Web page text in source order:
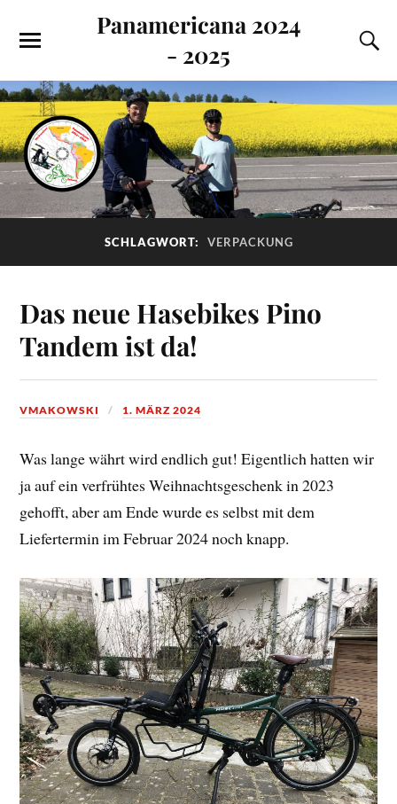
Panamericana 2024
- 2025
SCHLAGWORT: VERPACKUNG
Das neue Hasebikes Pino
Tandem ist da!
VMAKOWSKI 1. MÄRZ 2024
Was lange währt wird endlich gut! Eigentlich hatten wir
ja auf ein verfrühtes Weihnachtsgeschenk in 2023
gehofft, aber am Ende wurde es selbst mit dem
Liefertermin im Februar 2024 noch knapp.